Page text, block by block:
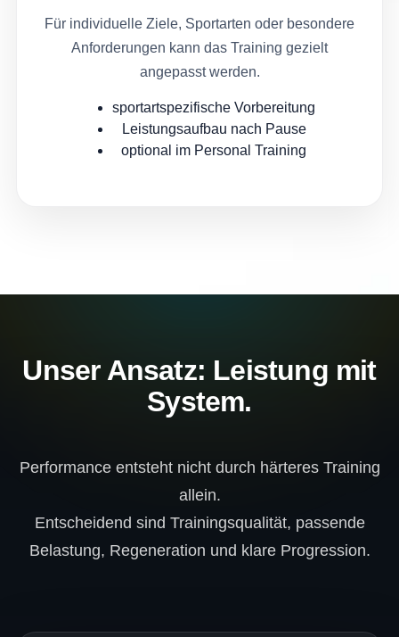
Für individuelle Ziele, Sportarten oder besondere
Anforderungen kann das Training gezielt
angepasst werden.
sportartspezifische Vorbereitung
Leistungsaufbau nach Pause
optional im Personal Training
Unser Ansatz: Leistung mit
System.
Performance entsteht nicht durch härteres Training
allein.
Entscheidend sind Trainingsqualität, passende
Belastung, Regeneration und klare Progression.